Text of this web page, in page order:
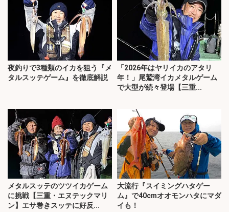
夜釣りで3種類のイカを狙う『メ
タルスッテゲーム』を徹底解説
「2026年はヤリイカのアタリ
年！」尾鷲湾イカメタルゲーム
で大型が続々登場【三重...
メタルスッテのツツイカゲーム
に挑戦【三重・エヌテックマリ
ン】エサ巻きスッテに好反...
大流行『スイミングハタゲー
ム』で40cmオオモンハタにマダ
イも！